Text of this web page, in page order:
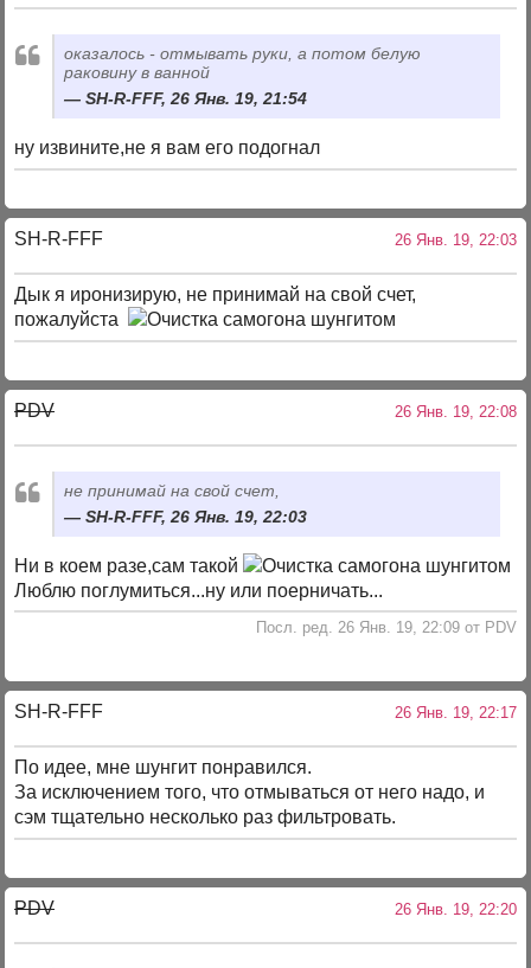
оказалось - отмывать руки, а потом белую
раковину в ванной
SH-R-FFF, 26 Янв. 19, 21:54
ну извините,не я вам его подогнал
SH-R-FFF 26 Янв. 19, 22:03
Дык я иронизирую, не принимай на свой счет,
пожалуйста
PDV 26 Янв. 19, 22:08
не принимай на свой счет,
SH-R-FFF, 26 Янв. 19, 22:03
Ни в коем разе,сам такой
Люблю поглумиться...ну или поерничать...
Посл. ред. 26 Янв. 19, 22:09 от PDV
SH-R-FFF 26 Янв. 19, 22:17
По идее, мне шунгит понравился.
За исключением того, что отмываться от него надо, и
сэм тщательно несколько раз фильтровать.
PDV 26 Янв. 19, 22:20